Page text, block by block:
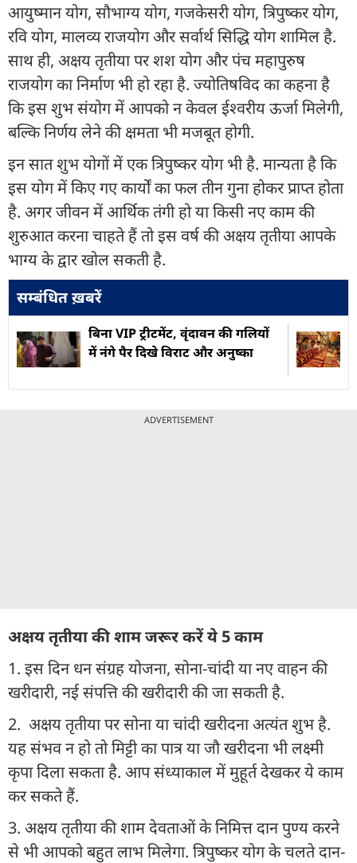
आयुष्मान योग, सौभाग्य योग, गजकेसरी योग, त्रिपुष्कर योग,
रवि योग, मालव्य राजयोग और सर्वार्थ सिद्धि योग शामिल है.
साथ ही, अक्षय तृतीया पर शश योग और पंच महापुरुष
राजयोग का निर्माण भी हो रहा है. ज्योतिषविद का कहना है
कि इस शुभ संयोग में आपको न केवल ईश्वरीय ऊर्जा मिलेगी,
बल्कि निर्णय लेने की क्षमता भी मजबूत होगी.
इन सात शुभ योगों में एक त्रिपुष्कर योग भी है. मान्यता है कि
इस योग में किए गए कार्यों का फल तीन गुना होकर प्राप्त होता
है. अगर जीवन में आर्थिक तंगी हो या किसी नए काम की
शुरुआत करना चाहते हैं तो इस वर्ष की अक्षय तृतीया आपके
भाग्य के द्वार खोल सकती है.
सम्बंधित ख़बरें
बिना VIP ट्रीटमेंट, वृंदावन की गलियों
में नंगे पैर दिखे विराट और अनुष्का
ADVERTISEMENT
अक्षय तृतीया की शाम जरूर करें ये 5 काम
1. इस दिन धन संग्रह योजना, सोना-चांदी या नए वाहन की
खरीदारी, नई संपत्ति की खरीदारी की जा सकती है.
2. अक्षय तृतीया पर सोना या चांदी खरीदना अत्यंत शुभ है.
यह संभव न हो तो मिट्टी का पात्र या जौ खरीदना भी लक्ष्मी
कृपा दिला सकता है. आप संध्याकाल में मुहूर्त देखकर ये काम
कर सकते हैं.
3. अक्षय तृतीया की शाम देवताओं के निमित्त दान पुण्य करने
से भी आपको बहुत लाभ मिलेगा. त्रिपुष्कर योग के चलते दान-